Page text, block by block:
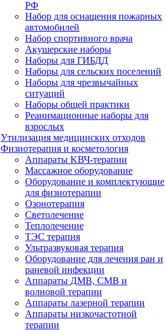
РФ
Набор для оснащения пожарных
автомобилей
Набор спортивного врача
Акушерские наборы
Наборы для ГИБДД
Наборы для сельских поселений
Наборы для чрезвычайных
ситуаций
Наборы общей практики
Реанимационные наборы для
взрослых
Утилизация медицинских отходов
Физиотерапия и косметология
Аппараты KВЧ-терапии
Массажное оборудование
Оборудование и комплектующие
для физиотерапии
Озонотерапия
Светолечение
Теплолечение
ТЭС терапия
Ультразвуковая терапия
Оборудование для лечения ран и
раневой инфекции
Аппараты ДМВ, СМВ и
волновой терапии
Аппараты лазерной терапии
Аппараты низкочастотной
терапии